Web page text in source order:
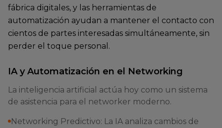
fábrica digitales, y las herramientas de
automatización ayudan a mantener el contacto con
cientos de partes interesadas simultáneamente, sin
perder el toque personal.
IA y Automatización en el Networking
La inteligencia artificial actúa hoy como un sistema
de asistencia para el networker moderno.
Networking Predictivo: La IA analiza cambios de